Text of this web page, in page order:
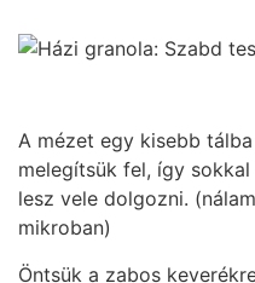
A mézet egy kisebb
melegítsük fel, így
lesz vele dolgozni.
mikroban)
Öntsük a zabos